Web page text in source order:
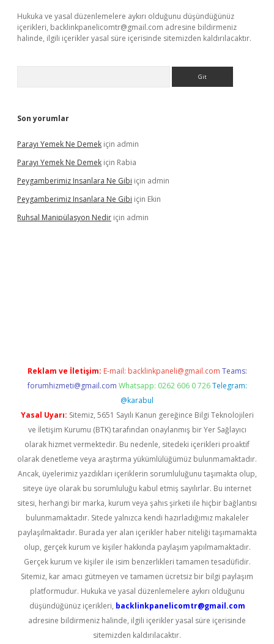
Hukuka ve yasal düzenlemelere aykırı olduğunu düşündüğünüz
içerikleri, backlinkpanelicomtr@gmail.com adresine bildirmeniz
halinde, ilgili içerikler yasal süre içerisinde sitemizden kaldırılacaktır.
Son yorumlar
Parayı Yemek Ne Demek için admin
Parayı Yemek Ne Demek için Rabia
Peygamberimiz Insanlara Ne Gibi için admin
Peygamberimiz Insanlara Ne Gibi için Ekin
Ruhsal Manipülasyon Nedir için admin
Reklam ve İletişim: E-mail: backlinkpaneli@gmail.com Teams:
forumhizmeti@gmail.com Whatsapp: 0262 606 0 726 Telegram:
@karabul
Yasal Uyarı: Sitemiz, 5651 Sayılı Kanun gereğince Bilgi Teknolojileri
ve İletişim Kurumu (BTK) tarafından onaylanmış bir Yer Sağlayıcı
olarak hizmet vermektedir. Bu nedenle, sitedeki içerikleri proaktif
olarak denetleme veya araştırma yükümlülüğümüz bulunmamaktadır.
Ancak, üyelerimiz yazdıkları içeriklerin sorumluluğunu taşımakta olup,
siteye üye olarak bu sorumluluğu kabul etmiş sayılırlar. Bu internet
sitesi, herhangi bir marka, kurum veya şahıs şirketi ile hiçbir bağlantısı
bulunmamaktadır. Sitede yalnızca kendi hazırladığımız makaleler
paylaşılmaktadır. Burada yer alan içerikler haber niteliği taşımamakta
olup, gerçek kurum ve kişiler hakkında paylaşım yapılmamaktadır.
Gerçek kurum ve kişiler ile isim benzerlikleri tamamen tesadüfidir.
Sitemiz, kar amacı gütmeyen ve tamamen ücretsiz bir bilgi paylaşım
platformudur. Hukuka ve yasal düzenlemelere aykırı olduğunu
düşündüğünüz içerikleri, backlinkpanelicomtr@gmail.com
adresine bildirmeniz halinde, ilgili içerikler yasal süre içerisinde
sitemizden kaldırılacaktır.